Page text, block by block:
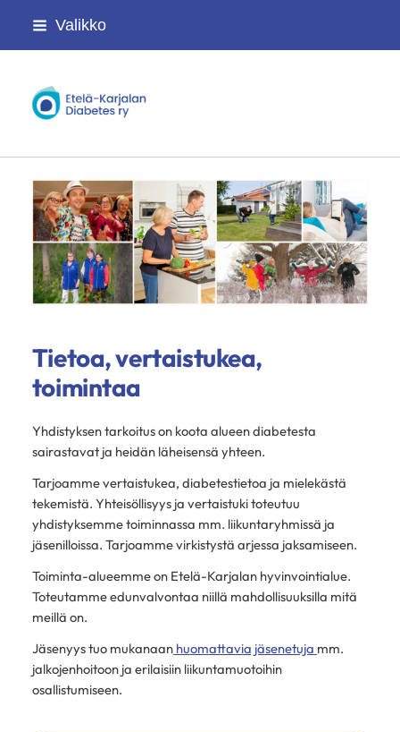
Siirry
Valikko
Etelä-Karjalan
Tietoa, vertaistukea,
toimintaa
Yhdistyksen tarkoitus on koota alueen diabetesta
sairastavat ja heidän läheisensä yhteen.
Tarjoamme vertaistukea, diabetestietoa ja mielekästä
tekemistä. Yhteisöllisyys ja vertaistuki toteutuu
yhdistyksemme toiminnassa mm. liikuntaryhmissä ja
jäsenilloissa. Tarjoamme virkistystä arjessa jaksamiseen.
Toiminta-alueemme on Etelä-Karjalan hyvinvointialue.
Toteutamme edunvalvontaa niillä mahdollisuuksilla mitä
meillä on.
Jäsenyys tuo mukanaanhuomattavia jäsenetuja mm.
jalkojenhoitoon ja erilaisiin liikuntamuotoihin
osallistumiseen.